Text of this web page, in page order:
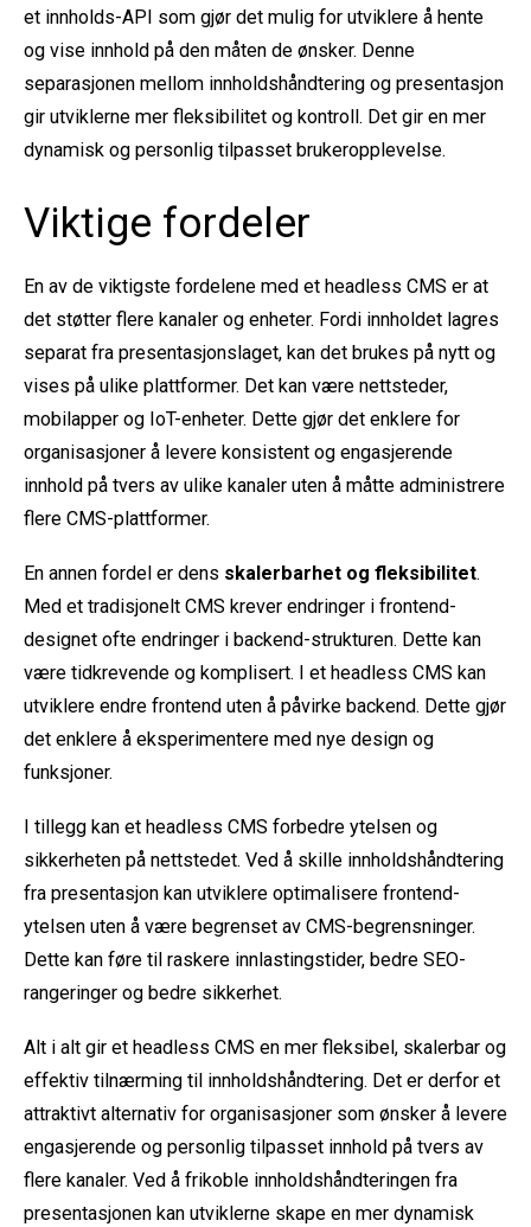
et innholds-API som gjør det mulig for utviklere å hente
og vise innhold på den måten de ønsker. Denne
separasjonen mellom innholdshåndtering og presentasjon
gir utviklerne mer fleksibilitet og kontroll. Det gir en mer
dynamisk og personlig tilpasset brukeropplevelse.
Viktige fordeler
En av de viktigste fordelene med et headless CMS er at
det støtter flere kanaler og enheter. Fordi innholdet lagres
separat fra presentasjonslaget, kan det brukes på nytt og
vises på ulike plattformer. Det kan være nettsteder,
mobilapper og IoT-enheter. Dette gjør det enklere for
organisasjoner å levere konsistent og engasjerende
innhold på tvers av ulike kanaler uten å måtte administrere
flere CMS-plattformer.
En annen fordel er dens skalerbarhet og fleksibilitet.
Med et tradisjonelt CMS krever endringer i frontend-
designet ofte endringer i backend-strukturen. Dette kan
være tidkrevende og komplisert. I et headless CMS kan
utviklere endre frontend uten å påvirke backend. Dette gjør
det enklere å eksperimentere med nye design og
funksjoner.
I tillegg kan et headless CMS forbedre ytelsen og
sikkerheten på nettstedet. Ved å skille innholdshåndtering
fra presentasjon kan utviklere optimalisere frontend-
ytelsen uten å være begrenset av CMS-begrensninger.
Dette kan føre til raskere innlastingstider, bedre SEO-
rangeringer og bedre sikkerhet.
Alt i alt gir et headless CMS en mer fleksibel, skalerbar og
effektiv tilnærming til innholdshåndtering. Det er derfor et
attraktivt alternativ for organisasjoner som ønsker å levere
engasjerende og personlig tilpasset innhold på tvers av
flere kanaler. Ved å frikoble innholdshåndteringen fra
presentasjonen kan utviklerne skape en mer dynamisk